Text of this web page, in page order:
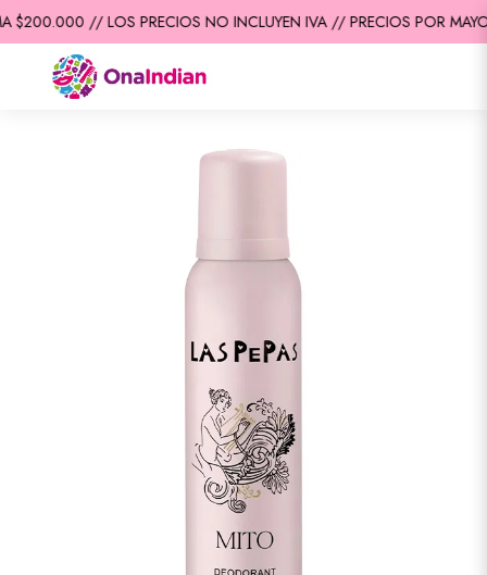
// LOS PRECIOS NO INCLUYEN IVA // PRECIOS POR